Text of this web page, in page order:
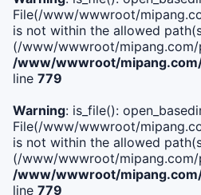
File(/www/wwwroot/
is not within the allowed
(/www/wwwroot/
/www/wwwroot/
line 779
Warning: is_file():
File(/www/wwwroot/
is not within the allowed
(/www/wwwroot/
/www/wwwroot/
line 779